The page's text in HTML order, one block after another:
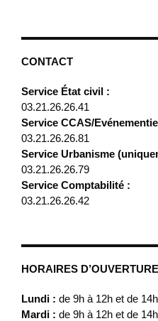
CONTACT
Service État civil :
03.21.26.26.41
Service CCAS/
03.21.26.26.81
Service Urbanisme
03.21.26.26.79
Service Comptabilité :
03.21.26.26.42
HORAIRES D’OUVERTURE
Lundi : de 9h à 12h et de
Mardi : de 9h à 12h et de